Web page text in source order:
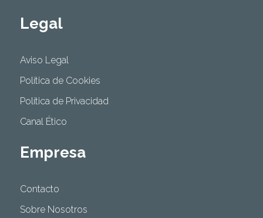
Legal
Aviso Legal
Política de Cookies
Política de Privacidad
Canal Ético
Empresa
Contacto
Sobre Nosotros